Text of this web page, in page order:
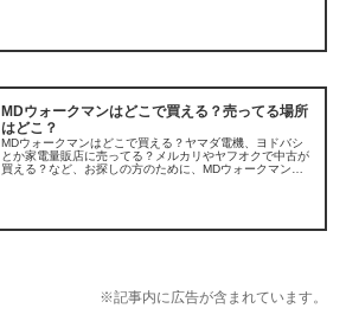
MDウォークマンはどこで買える？売ってる場所
はどこ？
MDウォークマンはどこで買える？ヤマダ電機、ヨドバシ
とか家電量販店に売ってる？メルカリやヤフオクで中古が
買える？など、お探しの方のために、MDウォークマンが
※記事内に広告が含まれています。